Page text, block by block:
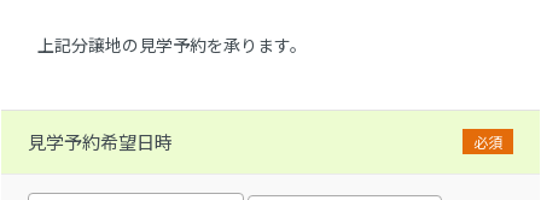
上記分譲地の見学予約を承ります。
見学予約希望日時 必須